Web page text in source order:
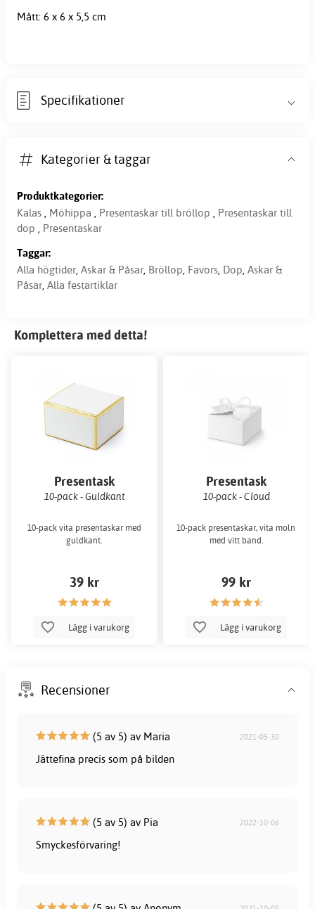
Mått: 6 x 6 x 5,5 cm
Specifikationer
Kategorier & taggar
Produktkategorier:
Kalas , Möhippa , Presentaskar till bröllop , Presentaskar till
dop , Presentaskar
Taggar:
Alla högtider, Askar & Påsar, Bröllop, Favors, Dop, Askar &
Påsar, Alla festartiklar
Komplettera med detta!
Presentask
10-pack - Guldkant
10-pack vita presentaskar med
guldkant.
39 kr
Lägg i varukorg
Presentask
10-pack - Cloud
10-pack presentaskar, vita moln
med vitt band.
99 kr
Lägg i varukorg
Recensioner
(5 av 5) av Maria 2021-05-30
Jättefina precis som på bilden
(5 av 5) av Pia 2022-10-06
Smyckesförvaring!